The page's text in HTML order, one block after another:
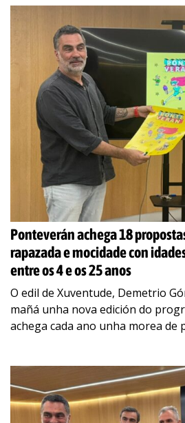
Ponteverán achega 18
rapazada e mocidade con
entre os 4 e os 25 anos
O edil de Xuventude, Demetrio
mañá unha nova edición do
achega cada ano unha morea de